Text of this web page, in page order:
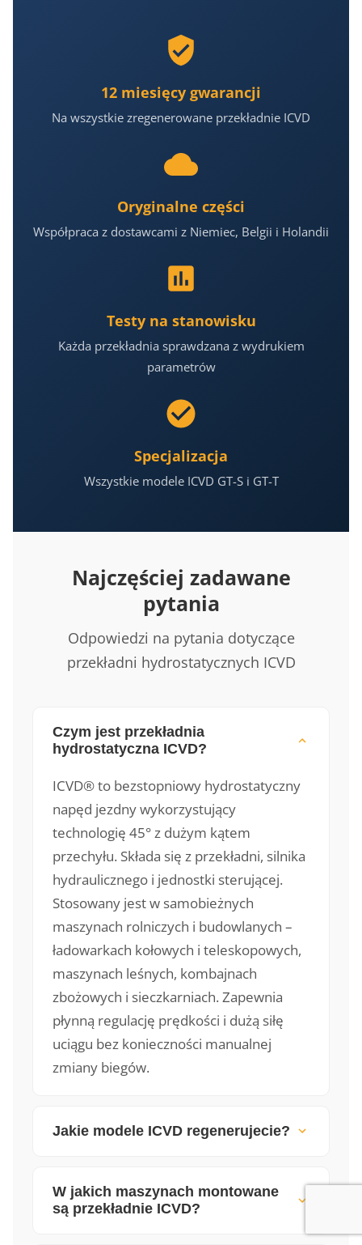
12 miesięcy gwarancji
Na wszystkie zregenerowane przekładnie ICVD
Oryginalne części
Współpraca z dostawcami z Niemiec, Belgii i Holandii
Testy na stanowisku
Każda przekładnia sprawdzana z wydrukiem
parametrów
Specjalizacja
Wszystkie modele ICVD GT-S i GT-T
Najczęściej zadawane
pytania
Odpowiedzi na pytania dotyczące
przekładni hydrostatycznych ICVD
Czym jest przekładnia
hydrostatyczna ICVD?
ICVD® to bezstopniowy hydrostatyczny
napęd jezdny wykorzystujący
technologię 45° z dużym kątem
przechyłu. Składa się z przekładni, silnika
hydraulicznego i jednostki sterującej.
Stosowany jest w samobieżnych
maszynach rolniczych i budowlanych –
ładowarkach kołowych i teleskopowych,
maszynach leśnych, kombajnach
zbożowych i sieczkarniach. Zapewnia
płynną regulację prędkości i dużą siłę
uciągu bez konieczności manualnej
zmiany biegów.
Jakie modele ICVD regenerujecie?
W jakich maszynach montowane
są przekładnie ICVD?